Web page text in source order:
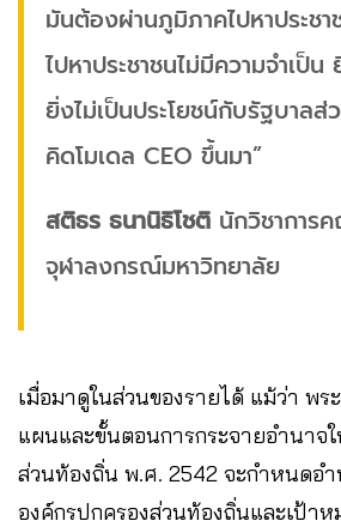
มันต้องผ่านภูมิภาคไปหาประช
ไปหาประชาชนไม่มีความจำเป็
ยิ่งไม่เป็นประโยชน์กับรัฐบาลส่
คิดโมเดล CEO ขึ้นมา”
สติธร ธนานิธิโชติ นักวิชาการ
จุฬาลงกรณ์มหาวิทยาลัย
เมื่อมาดูในส่วนของรายได้ แม้ว่า พ
แผนและขั้นตอนการกระจายอำนาจ
ส่วนท้องถิ่น พ.ศ. 2542 จะกำหนดอ
องค์กรปกครองส่วนท้องถิ่นและเป้าห